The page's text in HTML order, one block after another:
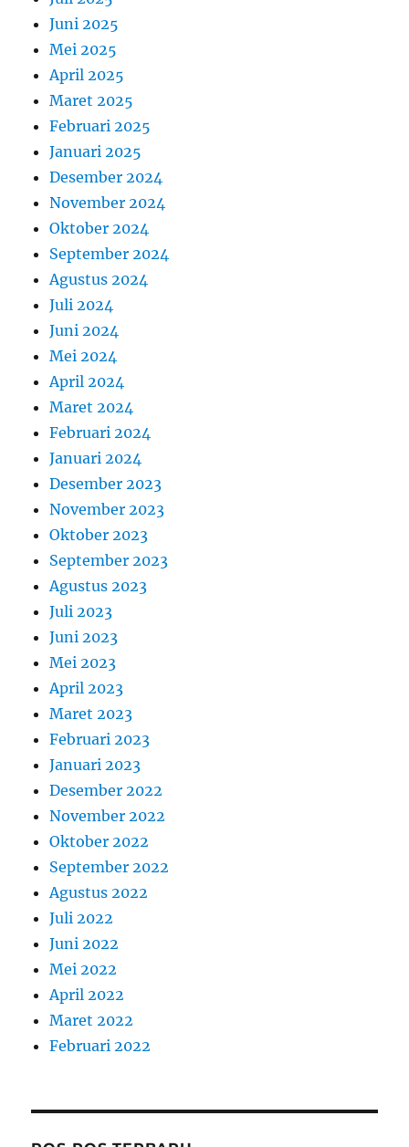
Juni 2025
Mei 2025
April 2025
Maret 2025
Februari 2025
Januari 2025
Desember 2024
November 2024
Oktober 2024
September 2024
Agustus 2024
Juli 2024
Juni 2024
Mei 2024
April 2024
Maret 2024
Februari 2024
Januari 2024
Desember 2023
November 2023
Oktober 2023
September 2023
Agustus 2023
Juli 2023
Juni 2023
Mei 2023
April 2023
Maret 2023
Februari 2023
Januari 2023
Desember 2022
November 2022
Oktober 2022
September 2022
Agustus 2022
Juli 2022
Juni 2022
Mei 2022
April 2022
Maret 2022
Februari 2022